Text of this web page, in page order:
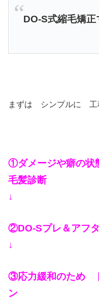
DO-S式縮毛矯
まずは シンプルに 工
①ダメージや癖の状
毛髪診断
↓
②DO-Sプレ＆アフ
↓
③応力緩和のため
ン